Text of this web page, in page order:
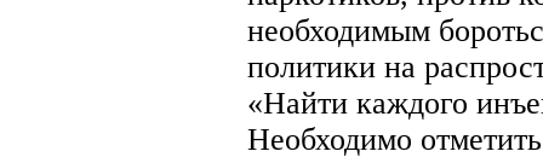
необходимым
политики на
«Найти каждого
Необходимо